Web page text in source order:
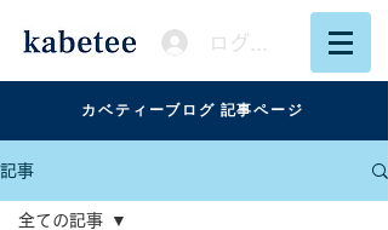
ログイン
カベティーブログ 記事ページ
記事
全ての記事